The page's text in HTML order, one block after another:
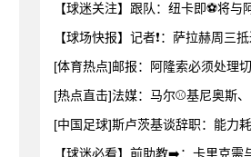
【球迷关注】跟队：纽卡即⚽将
【球场快报】记者❗：萨拉赫周三
[体育热点]邮报：阿隆索必须处理
[热点直击]法媒：马尔⚾基尼奥斯
[中国足球]斯卢茨基谈辞职：能力
【球迷必看】前助教➡️：卡里克